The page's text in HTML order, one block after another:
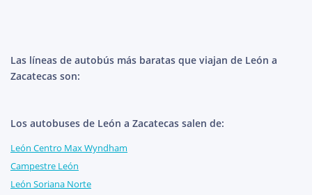
Las líneas de autobús más baratas que viajan de León a
Zacatecas son:
Los autobuses de León a Zacatecas salen de:
León Centro Max Wyndham
Campestre León
León Soriana Norte